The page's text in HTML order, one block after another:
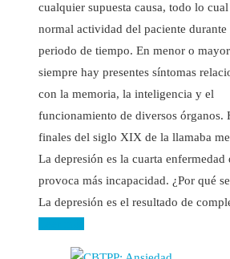
cualquier supuesta causa, todo lo
normal actividad del paciente durante
periodo de tiempo. En menor o
siempre hay presentes síntomas
con la memoria, la inteligencia y el
funcionamiento de diversos órganos.
finales del siglo XIX de la llamaba
La depresión es la cuarta enfermedad
provoca más incapacidad. ¿Por qué
La depresión es el resultado de